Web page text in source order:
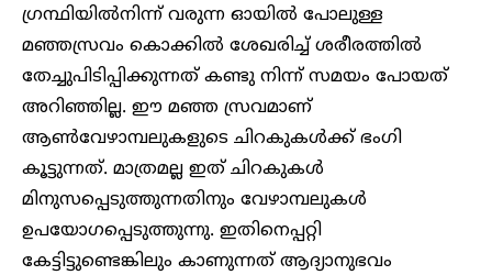
ഗ്രന്ഥിയിൽനിന്ന് വരുന്ന ഓയിൽ പോലുള്ള
മഞ്ഞസ്രവം കൊക്കിൽ ശേഖരിച്ച് ശരീരത്തിൽ
തേച്ചുപിടിപ്പിക്കുന്നത് കണ്ടു നിന്ന് സമയം പോയത്
അറിഞ്ഞില്ല. ഈ മഞ്ഞ സ്രവമാണ്
ആൺവേഴാമ്പലുകളുടെ ചിറകുകൾക്ക് ഭംഗി
കൂട്ടുന്നത്. മാത്രമല്ല ഇത് ചിറകുകൾ
മിനുസപ്പെടുത്തുന്നതിനും വേഴാമ്പലുകൾ
ഉപയോഗപ്പെടുത്തുന്നു. ഇതിനെപ്പറ്റി
കേട്ടിട്ടുണ്ടെങ്കിലും കാണുന്നത് ആദ്യാനുഭവം